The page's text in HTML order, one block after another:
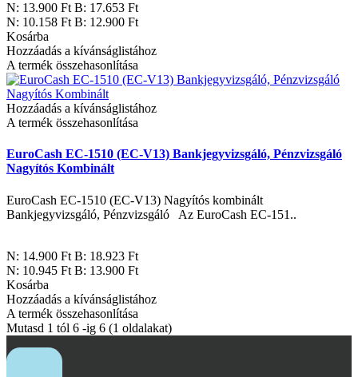
N: 13.900 Ft B: 17.653 Ft
N: 10.158 Ft B: 12.900 Ft
Kosárba
Hozzáadás a kívánságlistához
A termék összehasonlítása
Hozzáadás a kívánságlistához
A termék összehasonlítása
EuroCash EC-1510 (EC-V13) Bankjegyvizsgáló, Pénzvizsgáló
Nagyítós Kombinált
EuroCash EC-1510 (EC-V13) Nagyítós kombinált
Bankjegyvizsgáló, Pénzvizsgáló Az EuroCash EC-151..
N: 14.900 Ft B: 18.923 Ft
N: 10.945 Ft B: 13.900 Ft
Kosárba
Hozzáadás a kívánságlistához
A termék összehasonlítása
Mutasd 1 tól 6 -ig 6 (1 oldalakat)